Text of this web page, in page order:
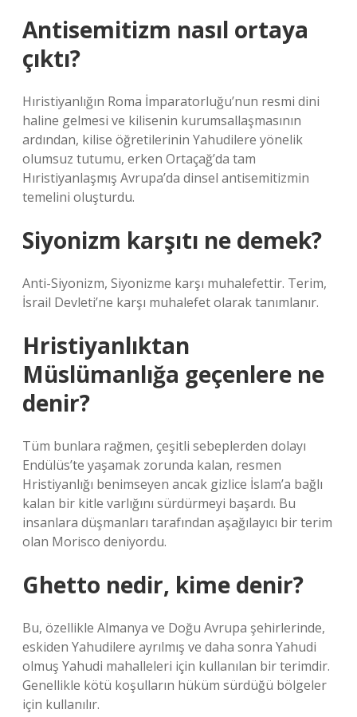
Antisemitizm nasıl ortaya
çıktı?
Hıristiyanlığın Roma İmparatorluğu’nun resmi dini
haline gelmesi ve kilisenin kurumsallaşmasının
ardından, kilise öğretilerinin Yahudilere yönelik
olumsuz tutumu, erken Ortaçağ’da tam
Hıristiyanlaşmış Avrupa’da dinsel antisemitizmin
temelini oluşturdu.
Siyonizm karşıtı ne demek?
Anti-Siyonizm, Siyonizme karşı muhalefettir. Terim,
İsrail Devleti’ne karşı muhalefet olarak tanımlanır.
Hristiyanlıktan
Müslümanlığa geçenlere ne
denir?
Tüm bunlara rağmen, çeşitli sebeplerden dolayı
Endülüs’te yaşamak zorunda kalan, resmen
Hristiyanlığı benimseyen ancak gizlice İslam’a bağlı
kalan bir kitle varlığını sürdürmeyi başardı. Bu
insanlara düşmanları tarafından aşağılayıcı bir terim
olan Morisco deniyordu.
Ghetto nedir, kime denir?
Bu, özellikle Almanya ve Doğu Avrupa şehirlerinde,
eskiden Yahudilere ayrılmış ve daha sonra Yahudi
olmuş Yahudi mahalleleri için kullanılan bir terimdir.
Genellikle kötü koşulların hüküm sürdüğü bölgeler
için kullanılır.